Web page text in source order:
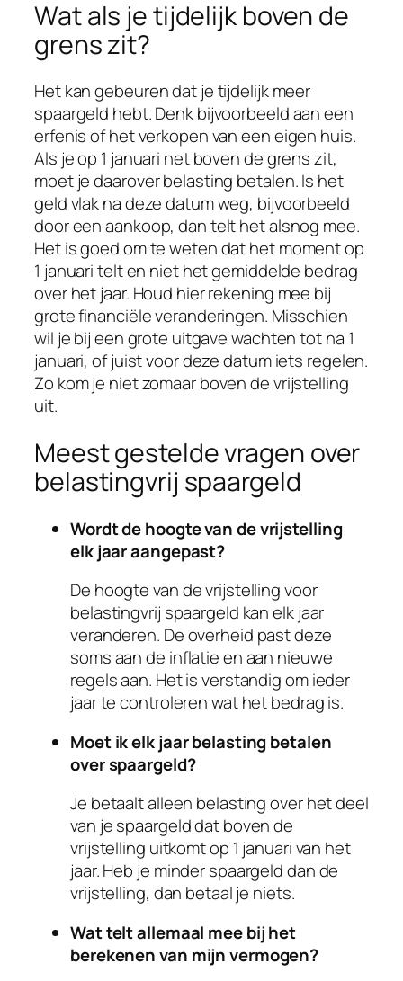
Wat als je tijdelijk boven de
grens zit?
Het kan gebeuren dat je tijdelijk meer
spaargeld hebt. Denk bijvoorbeeld aan een
erfenis of het verkopen van een eigen huis.
Als je op 1 januari net boven de grens zit,
moet je daarover belasting betalen. Is het
geld vlak na deze datum weg, bijvoorbeeld
door een aankoop, dan telt het alsnog mee.
Het is goed om te weten dat het moment op
1 januari telt en niet het gemiddelde bedrag
over het jaar. Houd hier rekening mee bij
grote financiële veranderingen. Misschien
wil je bij een grote uitgave wachten tot na 1
januari, of juist voor deze datum iets regelen.
Zo kom je niet zomaar boven de vrijstelling
uit.
Meest gestelde vragen over
belastingvrij spaargeld
Wordt de hoogte van de vrijstelling
elk jaar aangepast?
De hoogte van de vrijstelling voor
belastingvrij spaargeld kan elk jaar
veranderen. De overheid past deze
soms aan de inflatie en aan nieuwe
regels aan. Het is verstandig om ieder
jaar te controleren wat het bedrag is.
Moet ik elk jaar belasting betalen
over spaargeld?
Je betaalt alleen belasting over het deel
van je spaargeld dat boven de
vrijstelling uitkomt op 1 januari van het
jaar. Heb je minder spaargeld dan de
vrijstelling, dan betaal je niets.
Wat telt allemaal mee bij het
berekenen van mijn vermogen?